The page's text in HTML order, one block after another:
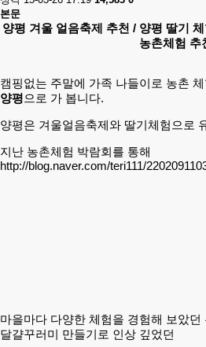
본문
양평 겨울 얼음축제 추천 / 양평 딸기
농촌체험 추
캠핑없는 주말에 가족 나들이로 농촌 체
양평으로 가 봅니다.
양평은 겨울얼음축제와 딸기체험으로
지난 농촌체험 박람회를 통해
http://blog.naver.com/teri111/
마을마다 다양한 체험을 경험해 보았
달걀꾸러미 만들기로 인상 깊었던